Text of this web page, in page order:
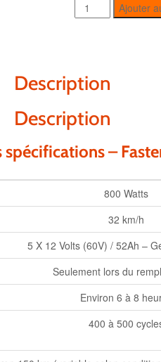
Ajouter
Description
Description
spécifications –
800 Watts
32 km/h
5 X 12 Volts (60V) / 52Ah –
Seulement lors du
Environ 6 à 8
400 à 500